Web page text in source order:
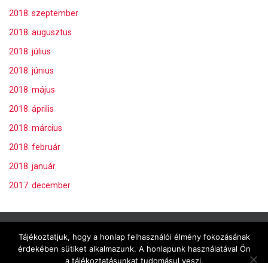
2018. szeptember
2018. augusztus
2018. július
2018. június
2018. május
2018. április
2018. március
2018. február
2018. január
2017. december
Powered by Nirvana & WordPress.
Tájékoztatjuk, hogy a honlap felhasználói élmény fokozásának
érdekében sütiket alkalmazunk. A honlapunk használatával Ön
a tájékoztatásunkat tudomásul veszi.